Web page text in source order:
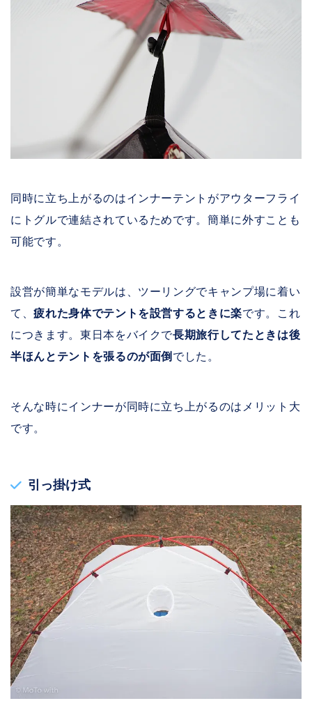
同時に立ち上がるのはインナーテントがアウターフライ
にトグルで連結されているためです。簡単に外すことも
可能です。
設営が簡単なモデルは、ツーリングでキャンプ場に着い
て、疲れた身体でテントを設営するときに楽です。これ
につきます。東日本をバイクで長期旅行してたときは後
半ほんとテントを張るのが面倒 でした。
そんな時にインナーが同時に立ち上がるのはメリット大
です。
引っ掛け式